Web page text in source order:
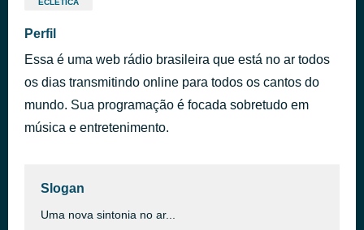
1. Roberto Carlos - Splish, Splash
Roberto Carlos
Você Não Soube Amar
Renato e Seus Blue Caps
há 3 horas
ECLÉTICA
Perfil
Essa é uma web rádio brasileira que está no ar todos
os dias transmitindo online para todos os cantos do
mundo. Sua programação é focada sobretudo em
música e entretenimento.
Slogan
Uma nova sintonia no ar...